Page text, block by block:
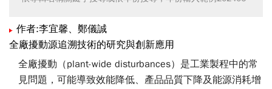
作者:李宜馨、鄭儀誠
全廠擾動源追溯技術的研究與創新應用
全廠擾動（plant-wide disturbances）是工業製程中的常
見問題，可能導致效能降低、產品品質下降及能源消耗增